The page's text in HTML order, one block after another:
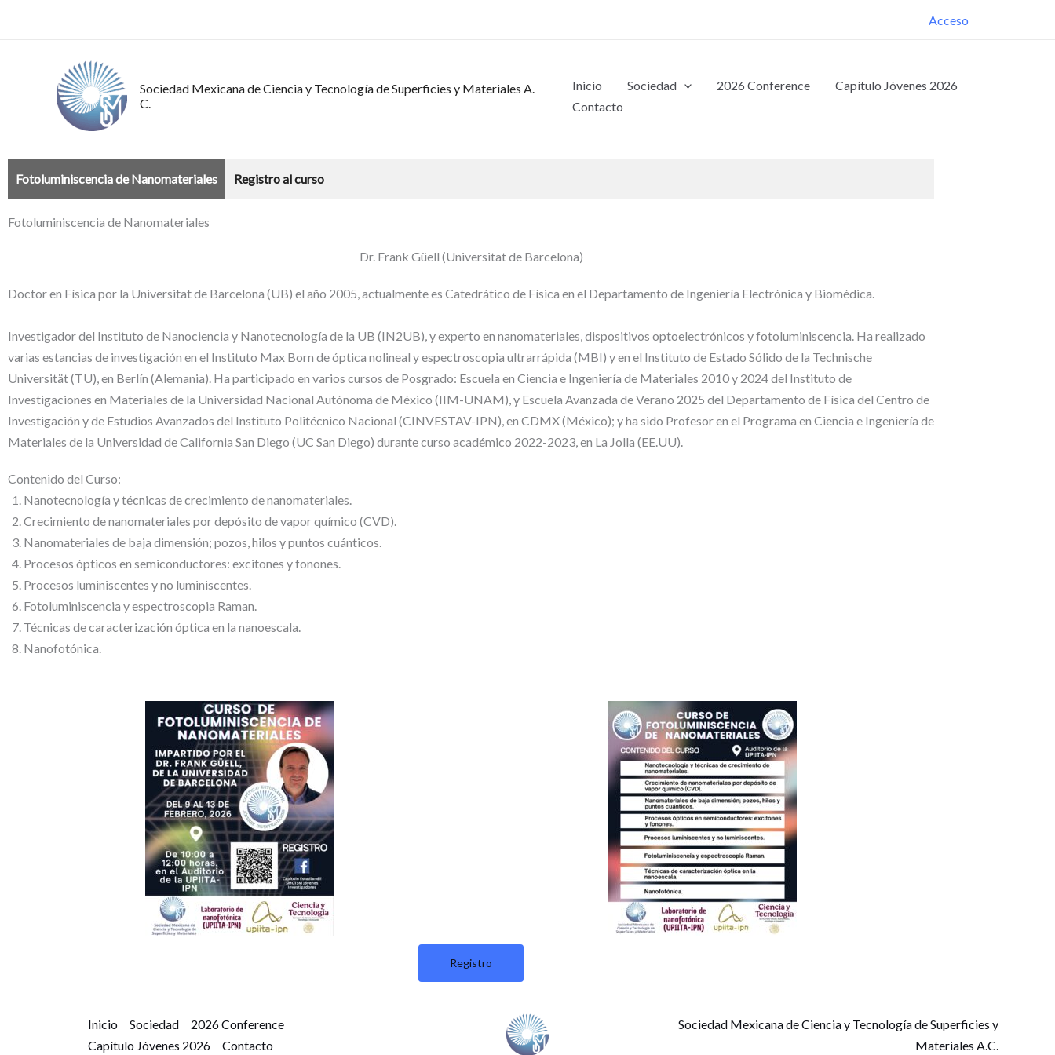
Acceso
Sociedad Mexicana de Ciencia y Tecnología de Superficies y Materiales A.
C.
Inicio Sociedad 2026 Conference
Capítulo Jóvenes 2026
Contacto
Fotoluminiscencia de Nanomateriales Registro al curso
Fotoluminiscencia de Nanomateriales
Dr. Frank Güell (Universitat de Barcelona)
Doctor en Física por la Universitat de Barcelona (UB) el año 2005, actualmente es Catedrático de Física en el Departamento de Ingeniería Electrónica y Biomédica.
Investigador del Instituto de Nanociencia y Nanotecnología de la UB (IN2UB), y experto en nanomateriales, dispositivos optoelectrónicos y fotoluminiscencia. Ha realizado
varias estancias de investigación en el Instituto Max Born de óptica nolineal y espectroscopia ultrarrápida (MBI) y en el Instituto de Estado Sólido de la Technische
Universität (TU), en Berlín (Alemania). Ha participado en varios cursos de Posgrado: Escuela en Ciencia e Ingeniería de Materiales 2010 y 2024 del Instituto de
Investigaciones en Materiales de la Universidad Nacional Autónoma de México (IIM-UNAM), y Escuela Avanzada de Verano 2025 del Departamento de Física del Centro de
Investigación y de Estudios Avanzados del Instituto Politécnico Nacional (CINVESTAV-IPN), en CDMX (México); y ha sido Profesor en el Programa en Ciencia e Ingeniería de
Materiales de la Universidad de California San Diego (UC San Diego) durante curso académico 2022-2023, en La Jolla (EE.UU).
Contenido del Curso:
Nanotecnología y técnicas de crecimiento de nanomateriales.
Crecimiento de nanomateriales por depósito de vapor químico (CVD).
Nanomateriales de baja dimensión; pozos, hilos y puntos cuánticos.
Procesos ópticos en semiconductores: excitones y fonones.
Procesos luminiscentes y no luminiscentes.
Fotoluminiscencia y espectroscopia Raman.
Técnicas de caracterización óptica en la nanoescala.
Nanofotónica.
Registro
Inicio Sociedad
2026 Conference
Capítulo Jóvenes 2026
Contacto
Sociedad Mexicana de Ciencia y Tecnología de Superficies y
Materiales A.C.